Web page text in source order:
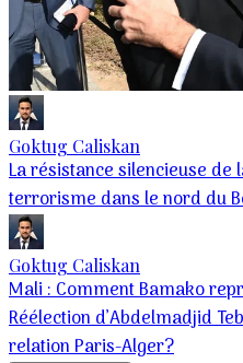
Goktug Caliskan
La résistance silencieuse
terrorisme dans le nord du
Goktug Caliskan
Mali : Comment Bamako
Réélection d’Abdelmadjid
relation Paris-Alger?